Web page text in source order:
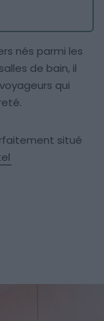
nés parmi les
de bain, il
qui
situé